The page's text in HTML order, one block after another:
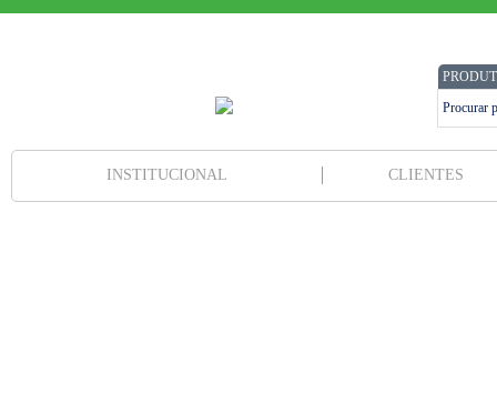
INSTITUCIONAL CLIENTES